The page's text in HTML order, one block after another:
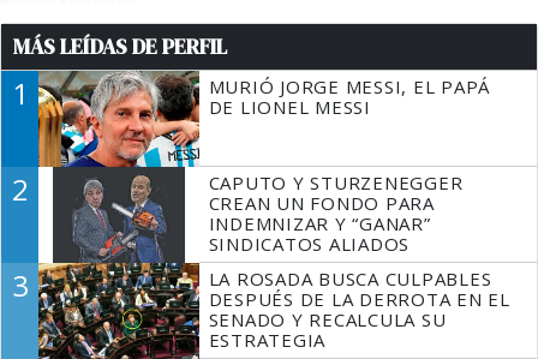
MÁS LEÍDAS DE PERFIL
1
MURIÓ JORGE MESSI, EL PAPÁ
DE LIONEL MESSI
2
CAPUTO Y STURZENEGGER
CREAN UN FONDO PARA
INDEMNIZAR Y “GANAR”
SINDICATOS ALIADOS
3
LA ROSADA BUSCA CULPABLES
DESPUÉS DE LA DERROTA EN EL
SENADO Y RECALCULA SU
ESTRATEGIA